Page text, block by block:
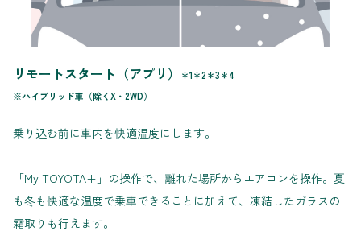
リモートスタート（アプリ）
＊1＊2＊3＊4
※ハイブリッド車（除くX・2WD）
乗り込む前に車内を快適温度にします。
「My TOYOTA+」の操作で、離れた場所からエアコンを操作。夏
も冬も快適な温度で乗車できることに加えて、凍結したガラスの
霜取りも行えます。